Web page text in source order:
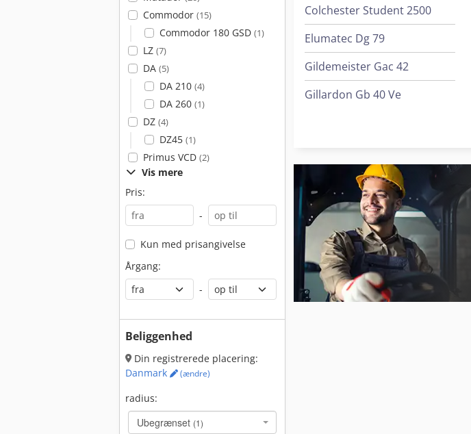
Commodor (15)
Commodor 180 GSD (1)
LZ (7)
DA (5)
DA 210 (4)
DA 260 (1)
DZ (4)
DZ45 (1)
Primus VCD (2)
Vis mere
Pris:
-
Kun med prisangivelse
Årgang:
-
Beliggenhed
Din registrerede placering:
Danmark
(ændre)
radius:
Ubegrænset (1)
Colchester Student 2500
Elumatec Dg 79
Gildemeister Gac 42
Gillardon Gb 40 Ve
Weiler Dz 45
Weiler E 110